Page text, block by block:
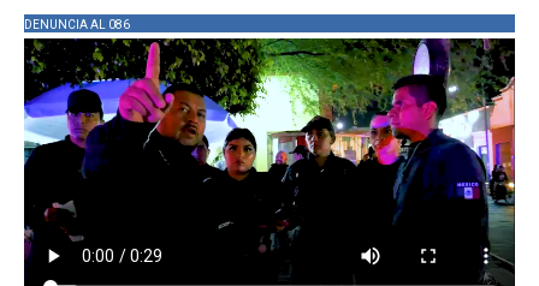
DENUNCIA AL 086